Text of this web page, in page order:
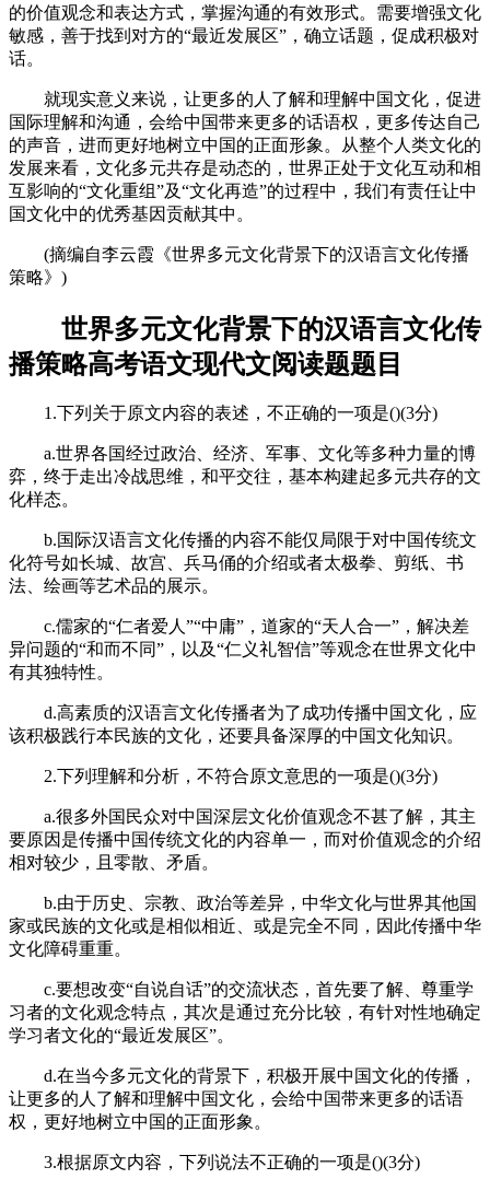
的价值观念和表达方式，掌握沟通的有效形式。需要增强文化
敏感，善于找到对方的“最近发展区”，确立话题，促成积极对
话。
就现实意义来说，让更多的人了解和理解中国文化，促进
国际理解和沟通，会给中国带来更多的话语权，更多传达自己
的声音，进而更好地树立中国的正面形象。从整个人类文化的
发展来看，文化多元共存是动态的，世界正处于文化互动和相
互影响的“文化重组”及“文化再造”的过程中，我们有责任让中
国文化中的优秀基因贡献其中。
(摘编自李云霞《世界多元文化背景下的汉语言文化传播
策略》)
世界多元文化背景下的汉语言文化传
播策略高考语文现代文阅读题题目
1.下列关于原文内容的表述，不正确的一项是()(3分)
a.世界各国经过政治、经济、军事、文化等多种力量的博
弈，终于走出冷战思维，和平交往，基本构建起多元共存的文
化样态。
b.国际汉语言文化传播的内容不能仅局限于对中国传统文
化符号如长城、故宫、兵马俑的介绍或者太极拳、剪纸、书
法、绘画等艺术品的展示。
c.儒家的“仁者爱人”“中庸”，道家的“天人合一”，解决差
异问题的“和而不同”，以及“仁义礼智信”等观念在世界文化中
有其独特性。
d.高素质的汉语言文化传播者为了成功传播中国文化，应
该积极践行本民族的文化，还要具备深厚的中国文化知识。
2.下列理解和分析，不符合原文意思的一项是()(3分)
a.很多外国民众对中国深层文化价值观念不甚了解，其主
要原因是传播中国传统文化的内容单一，而对价值观念的介绍
相对较少，且零散、矛盾。
b.由于历史、宗教、政治等差异，中华文化与世界其他国
家或民族的文化或是相似相近、或是完全不同，因此传播中华
文化障碍重重。
c.要想改变“自说自话”的交流状态，首先要了解、尊重学
习者的文化观念特点，其次是通过充分比较，有针对性地确定
学习者文化的“最近发展区”。
d.在当今多元文化的背景下，积极开展中国文化的传播，
让更多的人了解和理解中国文化，会给中国带来更多的话语
权，更好地树立中国的正面形象。
3.根据原文内容，下列说法不正确的一项是()(3分)